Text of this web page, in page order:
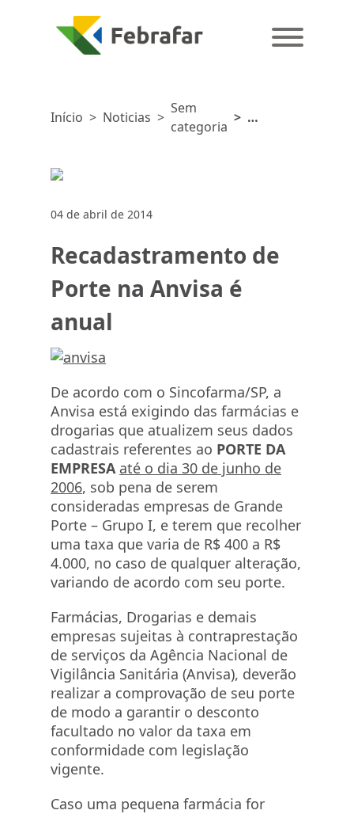
Início > Noticias >
Sem
categoria
>
04 de abril de 2014
Recadastramento de
Porte na Anvisa é
anual
De acordo com o Sincofarma/SP, a
Anvisa está exigindo das farmácias e
drogarias que atualizem seus dados
cadastrais referentes ao PORTE DA
EMPRESA até o dia 30 de junho de
2006, sob pena de serem
consideradas empresas de Grande
Porte – Grupo I, e terem que recolher
uma taxa que varia de R$ 400 a R$
4.000, no caso de qualquer alteração,
variando de acordo com seu porte.
Farmácias, Drogarias e demais
empresas sujeitas à contraprestação
de serviços da Agência Nacional de
Vigilância Sanitária (Anvisa), deverão
realizar a comprovação de seu porte
de modo a garantir o desconto
facultado no valor da taxa em
conformidade com legislação
vigente.
Caso uma pequena farmácia for